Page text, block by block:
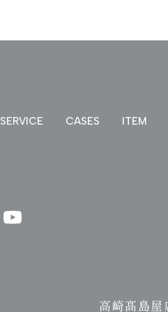
SERVICE CASES ITEM
高崎髙島屋